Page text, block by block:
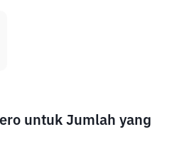
untuk Jumlah yang